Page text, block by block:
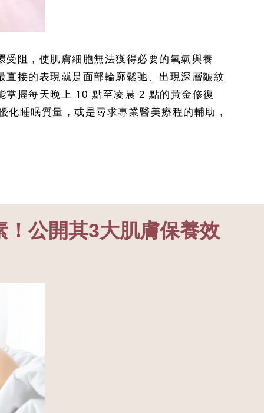
阻，使肌膚細胞無法獲得必要的氧氣與養
接的表現就是面部輪廓鬆弛、出現深層皺紋
握每天晚上 10 點至凌晨 2 點的黃金修復
睡眠質量，或是尋求專業醫美療程的輔助，
公開其3大肌膚保養效